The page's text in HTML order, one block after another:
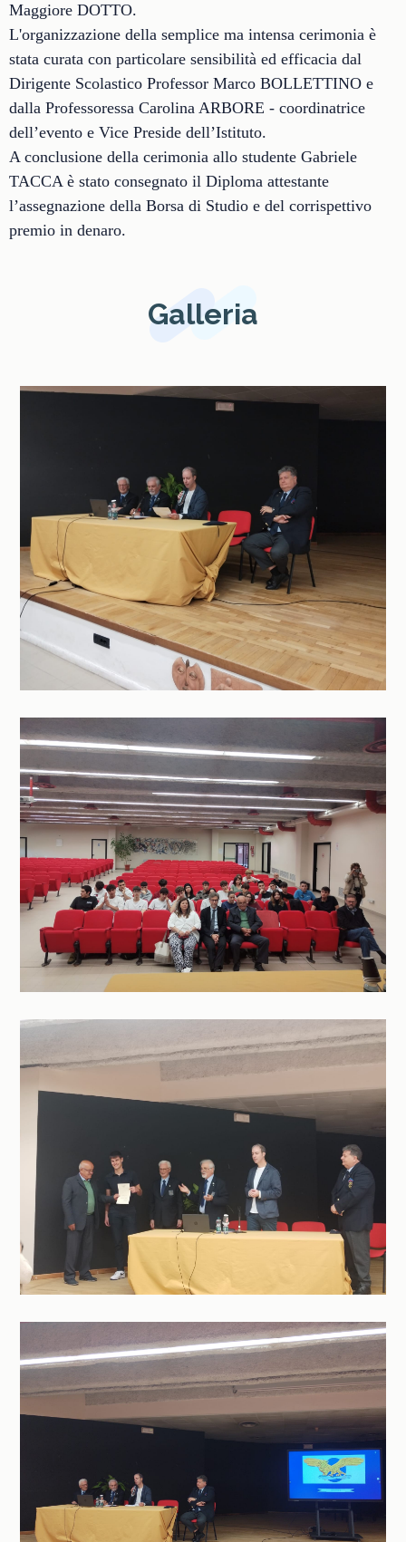
Maggiore DOTTO.
L'organizzazione della semplice ma intensa cerimonia è
stata curata con particolare sensibilità ed efficacia dal
Dirigente Scolastico Professor Marco BOLLETTINO e
dalla Professoressa Carolina ARBORE - coordinatrice
dell’evento e Vice Preside dell’Istituto.
A conclusione della cerimonia allo studente Gabriele
TACCA è stato consegnato il Diploma attestante
l’assegnazione della Borsa di Studio e del corrispettivo
premio in denaro.
Galleria